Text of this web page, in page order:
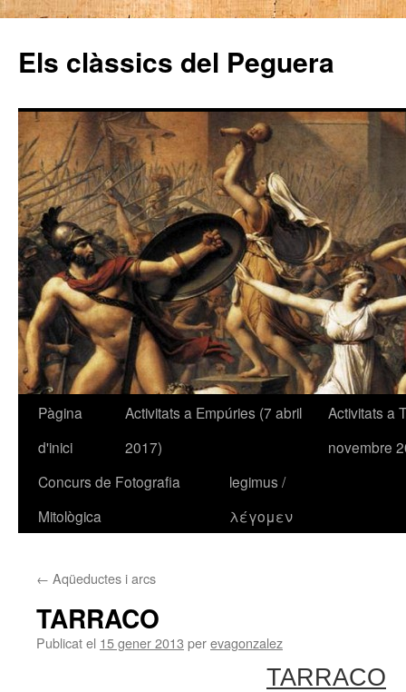
Els clàssics del Peguera
Vés
contingut
Pàgina
d'inici
Activitats a Empúries (7 abril
2017)
Activitats a
novembre
Concurs de Fotografia
Mitològica
legimus /
λέγομεν
← Aqüeductes i arcs
TARRACO
Publicat el 15 gener 2013 perevagonzalez
TARRACO